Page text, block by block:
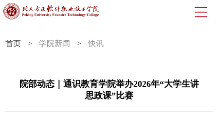
首页 > 学院新闻 > 快讯
院部动态｜通识教育学院举办2026年“大学生讲
思政课”比赛